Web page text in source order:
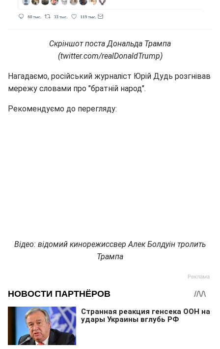
Скріншот поста Дональда Трампа
(twitter.com/realDonaldTrump)
Нагадаємо, російський журналіст Юрій Дудь розгнівав
мережу словами про "братній народ".
Рекомендуємо до перегляду:
Відео: відомий кинорежиссвер Алек Болдуін тролить
Трампа